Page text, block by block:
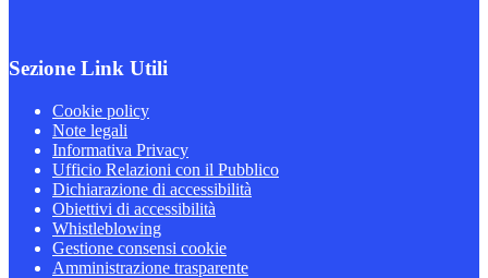
Sezione Link Utili
Cookie policy
Note legali
Informativa Privacy
Ufficio Relazioni con il Pubblico
Dichiarazione di accessibilità
Obiettivi di accessibilità
Whistleblowing
Gestione consensi cookie
Amministrazione trasparente